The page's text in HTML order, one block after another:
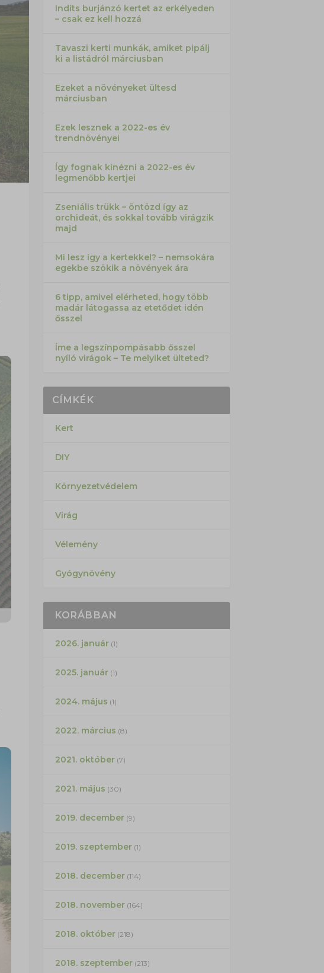
Indíts burjánzó kertet az erkélyeden
– csak ez kell hozzá
Tavaszi kerti munkák, amiket pipálj
ki a listádról márciusban
Ezeket a növényeket ültesd
márciusban
Ezek lesznek a 2022-es év
trendnövényei
Így fognak kinézni a 2022-es év
legmenőbb kertjei
Zseniális trükk – öntözd így az
orchideát, és sokkal tovább virágzik
majd
Mi lesz így a kertekkel? – nemsokára
egekbe szökik a növények ára
6 tipp, amivel elérheted, hogy több
madár látogassa az etetődet idén
ősszel
Íme a legszínpompásabb ősszel
nyíló virágok – Te melyiket ülteted?
CÍMKÉK
Kert
DIY
Környezetvédelem
Virág
Vélemény
Gyógynövény
KORÁBBAN
2026. január(1)
2025. január(1)
2024. május (1)
2022. március (8)
2021. október(7)
2021. május (30)
2019. december(9)
2019. szeptember(1)
2018. december(114)
2018. november(164)
2018. október(218)
2018. szeptember(213)